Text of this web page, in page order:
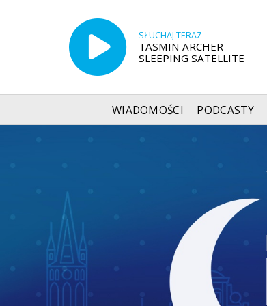
SŁUCHAJ TERAZ
TASMIN ARCHER -
SLEEPING SATELLITE
WIADOMOŚCI PODCASTY